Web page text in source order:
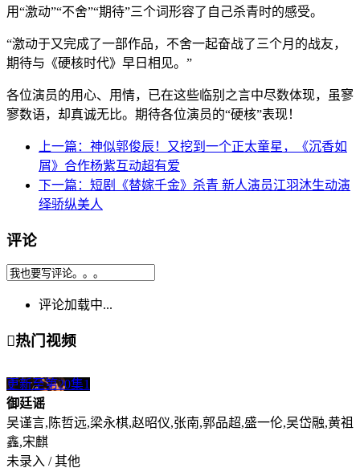
用“激动”“不舍”“期待”三个词形容了自己杀青时的感受。
“激动于又完成了一部作品，不舍一起奋战了三个月的战友，
期待与《硬核时代》早日相见。”
各位演员的用心、用情，已在这些临别之言中尽数体现，虽寥
寥数语，却真诚无比。期待各位演员的“硬核”表现！
上一篇：神似郭俊辰！又挖到一个正太童星，《沉香如
屑》合作杨紫互动超有爱
下一篇：短剧《替嫁千金》杀青 新人演员江羽沐生动演
绎骄纵美人
评论
评论加载中...
热门视频
更新至第20集1
御廷谣
吴谨言,陈哲远,梁永棋,赵昭仪,张南,郭品超,盛一伦,吴岱融,黄祖
鑫,宋麒
未录入 / 其他